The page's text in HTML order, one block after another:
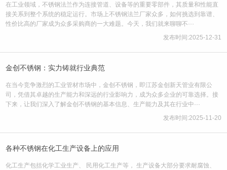
在工业领域，不锈钢法兰作为连接管道、设备等的重要零部件，其质量和性能直
接关系到整个系统的稳定运行。市场上不锈钢法兰厂家众多，如何挑选到靠谱、
性价比高的厂家成为众多采购商的一大难题。今天，我们就来聊聊不···
发布时间:2025-12-31
金创不锈钢：实力铸就行业典范
在当今竞争激烈的工业管材市场中，金创不锈钢，即江苏金创新天管业有限公
司，凭借其卓越的生产能力和深远的行业影响力，成为众多企业的可靠选择。接
下来，让我们深入了解金创不锈钢的基本信息、生产能力及其在行业中···
发布时间:2025-11-20
各种不锈钢在化工生产设备上的应用
化工生产包括化学工业生产、 民用化工生产等， 生产设备大部分要求耐腐蚀、